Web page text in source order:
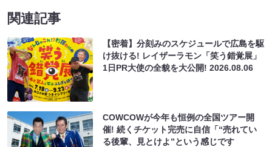
関連記事
【密着】分刻みのスケジュールで広島を駆
け抜ける! レイザーラモン「笑う錯覚展」
1日PR大使の全貌を大公開!2026.08.06
COWCOWが今年も恒例の全国ツアー開
催! 続くチケット完売に自信「“売れてい
る後輩、見とけよ”という感じです